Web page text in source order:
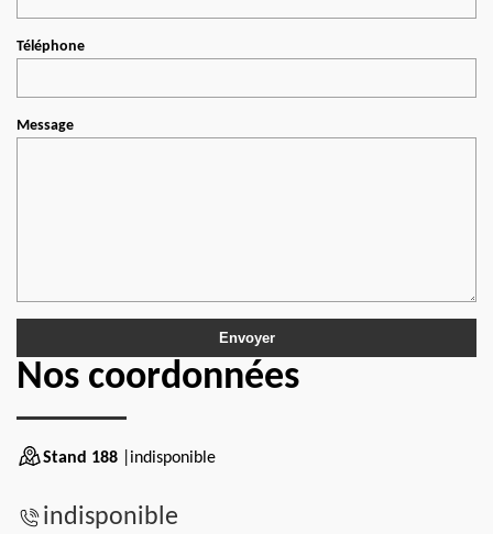
Téléphone
Message
Nos coordonnées
Stand 188 |indisponible
indisponible